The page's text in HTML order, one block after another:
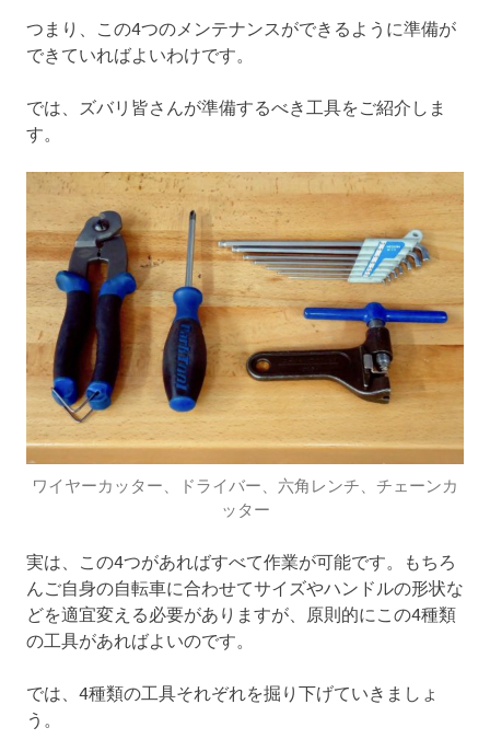
つまり、この4つのメンテナンスができるように準備が
できていればよいわけです。
では、ズバリ皆さんが準備するべき工具をご紹介しま
す。
ワイヤーカッター、ドライバー、六角レンチ、チェーンカ
ッター
実は、この4つがあればすべて作業が可能です。もちろ
んご自身の自転車に合わせてサイズやハンドルの形状な
どを適宜変える必要がありますが、原則的にこの4種類
の工具があればよいのです。
では、4種類の工具それぞれを掘り下げていきましょ
う。